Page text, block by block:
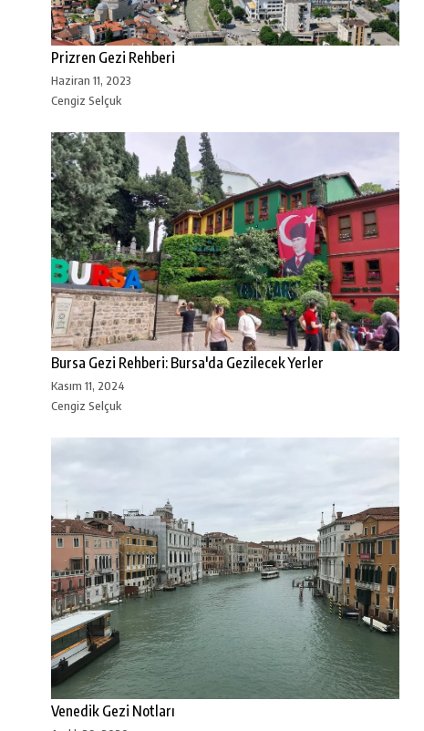
Prizren Gezi Rehberi
Haziran 11, 2023
Cengiz Selçuk
Bursa Gezi Rehberi: Bursa'da Gezilecek Yerler
Kasım 11, 2024
Cengiz Selçuk
Venedik Gezi Notları